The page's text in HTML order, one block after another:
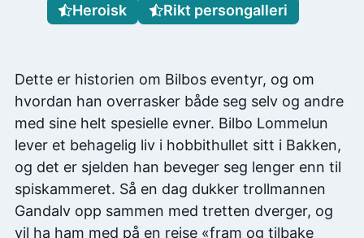
Dette er historien om Bilbos eventyr, og om
hvordan han overrasker både seg selv og andre
med sine helt spesielle evner. Bilbo Lommelun
lever et behagelig liv i hobbithullet sitt i Bakken,
og det er sjelden han beveger seg lenger enn til
spiskammeret. Så en dag dukker trollmannen
Gandalv opp sammen med tretten dverger, og
vil ha ham med på en reise «fram og tilbake
Heroisk
Rikt persongalleri